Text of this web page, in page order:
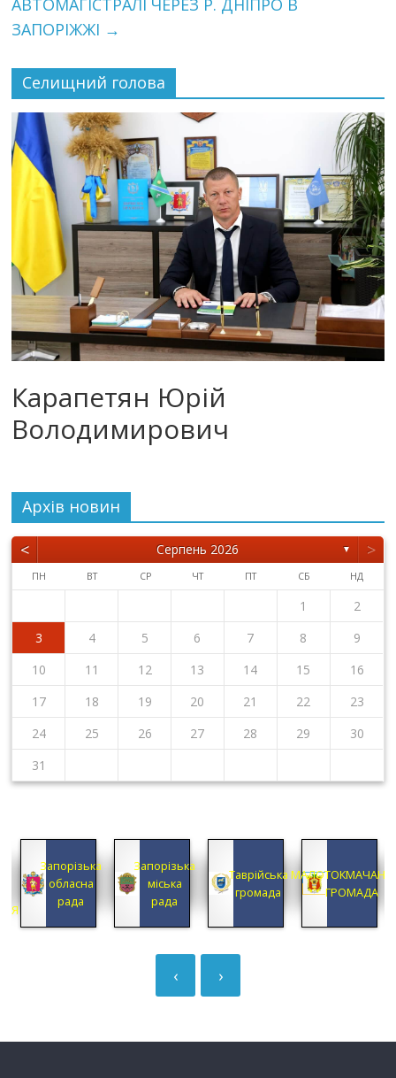
АВТОМАГІСТРАЛІ ЧЕРЕЗ Р. ДНІПРО В
ЗАПОРІЖЖІ →
Селищний голова
Карапетян Юрій
Володимирович
Архiв новин
< Серпень 2026 ▼ >
ПН ВТ СР ЧТ ПТ СБ НД
1
2
3
4 5 6 7 8
9
10
11 12 13 14 15
16
17
18 19 20 21 22
23
24
25 26 27 28 29
30
31
Запорізька
обласна
рада
Запорізька
міська
рада
Таврійська
громада
ГРОМАДА
›
‹